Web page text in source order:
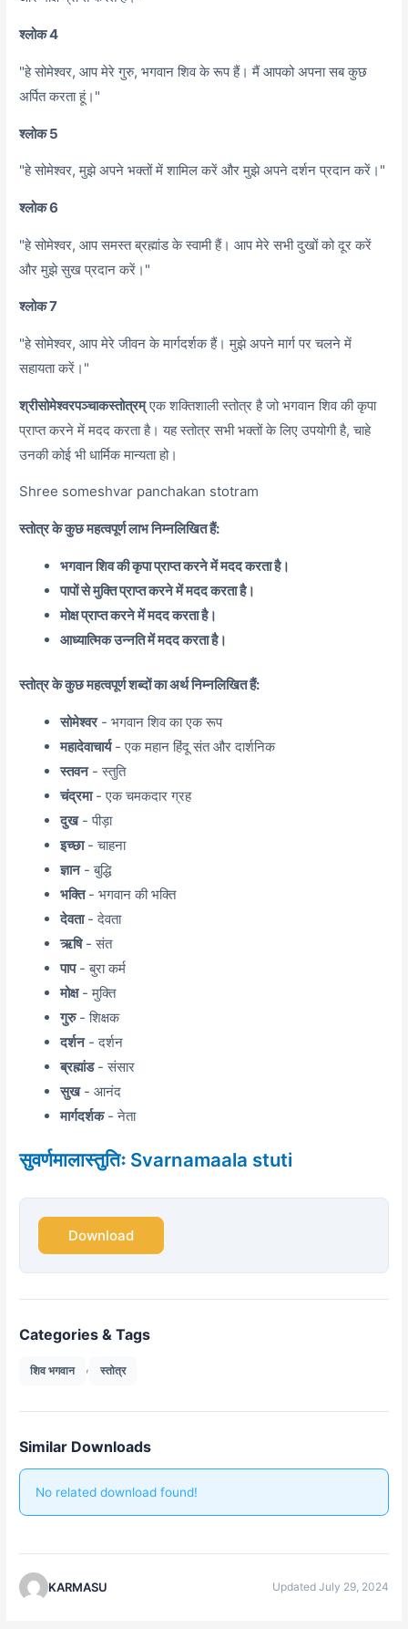
श्लोक 4
"हे सोमेश्वर, आप मेरे गुरु, भगवान शिव के रूप हैं। मैं आपको अपना सब कुछ
अर्पित करता हूं।"
श्लोक 5
"हे सोमेश्वर, मुझे अपने भक्तों में शामिल करें और मुझे अपने दर्शन प्रदान करें।"
श्लोक 6
"हे सोमेश्वर, आप समस्त ब्रह्मांड के स्वामी हैं। आप मेरे सभी दुखों को दूर करें
और मुझे सुख प्रदान करें।"
श्लोक 7
"हे सोमेश्वर, आप मेरे जीवन के मार्गदर्शक हैं। मुझे अपने मार्ग पर चलने में
सहायता करें।"
श्रीसोमेश्वरपञ्चाकस्तोत्रम्एक शक्तिशाली स्तोत्र है जो भगवान शिव की कृपा
प्राप्त करने में मदद करता है। यह स्तोत्र सभी भक्तों के लिए उपयोगी है, चाहे
उनकी कोई भी धार्मिक मान्यता हो।
Shree someshvar panchakan stotram
स्तोत्र के कुछ महत्वपूर्ण लाभ निम्नलिखित हैं:
भगवान शिव की कृपा प्राप्त करने में मदद करता है।
पापों से मुक्ति प्राप्त करने में मदद करता है।
मोक्ष प्राप्त करने में मदद करता है।
आध्यात्मिक उन्नति में मदद करता है।
स्तोत्र के कुछ महत्वपूर्ण शब्दों का अर्थ निम्नलिखित हैं:
सोमेश्वर- भगवान शिव का एक रूप
महादेवाचार्य- एक महान हिंदू संत और दार्शनिक
स्तवन- स्तुति
चंद्रमा- एक चमकदार ग्रह
दुख- पीड़ा
इच्छा- चाहना
ज्ञान- बुद्धि
भक्ति- भगवान की भक्ति
देवता- देवता
ऋषि- संत
पाप- बुरा कर्म
मोक्ष- मुक्ति
गुरु- शिक्षक
दर्शन- दर्शन
ब्रह्मांड- संसार
सुख- आनंद
मार्गदर्शक- नेता
सुवर्णमालास्तुतिः Svarnamaala stuti
Download
Categories & Tags
शिव भगवान , स्तोत्र
Similar Downloads
No related download found!
KARMASU Updated July 29, 2024